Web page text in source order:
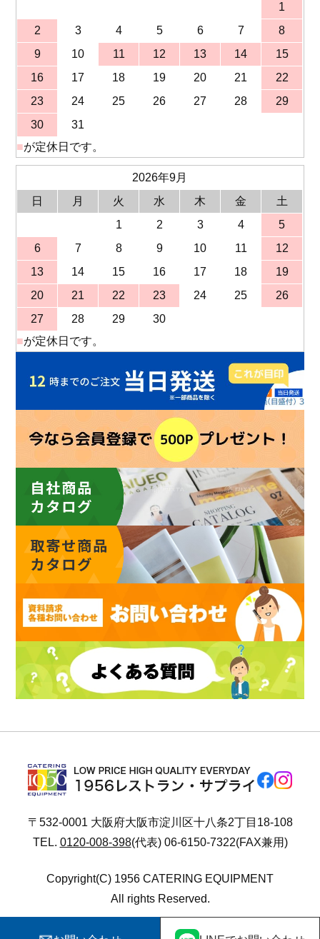
1
2
3 4 5 6 7
8
9
10 11 12 13 14
15
16
17 18 19 20 21
22
23
24 25 26 27 28
29
30
31
■が定休日です。
2026年9月
日
月 火 水 木 金
土
1
2 3 4
5
6
7 8 9 10 11
12
13
14 15 16 17 18
19
20
21 22 23 24 25
26
27
28 29
30
■が定休日です。
〒532-0001 大阪府大阪市淀川区十八条2丁目18-108
TEL. 0120-008-398(代表) 06-6150-7322(FAX兼用)
Copyright(C) 1956 CATERING EQUIPMENT
All rights Reserved.